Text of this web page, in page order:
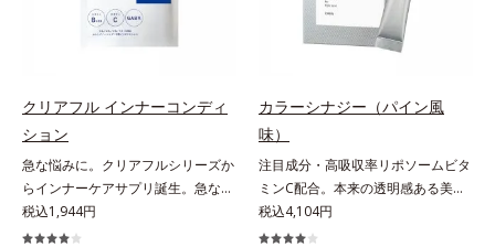
クリアフル インナーコンディ
ション
急な悩みに。クリアフルシリーズか
らインナーケアサプリ誕生。急な悩
みに。ケアに行き詰まったすべての
女性に送る、「クリアフルシリー
税込1,944円
カラーシナジー（パイン風
味）
注目成分・高吸収率リポソームビタ
ミンC配合。本来の透明感ある美し
さを目指す美容サプリメント。みん
なが目指す美しさのゴールは、透明
税込4,104円